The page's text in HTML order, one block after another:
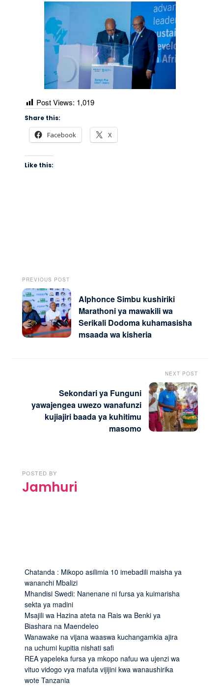
Post Views: 1,019
Share this:
Facebook X
Like this:
PREVIOUS POST
Alphonce Simbu kushiriki
Marathoni ya mawakili wa
Serikali Dodoma kuhamasisha
msaada wa kisheria
NEXT POST
Sekondari ya Funguni
yawajengea uwezo wanafunzi
kujiajiri baada ya kuhitimu
masomo
POSTED BY
Jamhuri
Chatanda : Mikopo asilimia 10 imebadili maisha ya
wananchi Mbalizi
Mhandisi Swedi: Nanenane ni fursa ya kuimarisha
sekta ya madini
Msajili wa Hazina ateta na Rais wa Benki ya
Biashara na Maendeleo
Wanawake na vijana waaswa kuchangamkia ajira
na uchumi kupitia nishati safi
REA yapeleka fursa ya mkopo nafuu wa ujenzi wa
vituo vidogo vya mafuta vijijini kwa wanaushirika
wote Tanzania